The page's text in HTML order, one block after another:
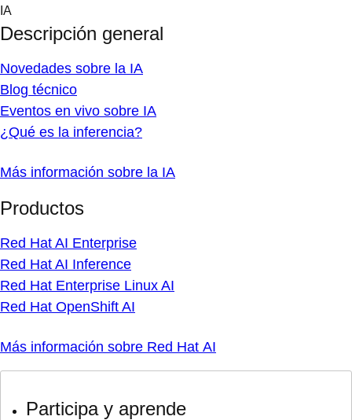
Skip
content
IA
Descripción general
Novedades sobre la IA
Blog técnico
Eventos en vivo sobre IA
¿Qué es la inferencia?
Más información sobre la IA
Productos
Red Hat AI Enterprise
Red Hat AI Inference
Red Hat Enterprise Linux AI
Red Hat OpenShift AI
Más información sobre Red Hat AI
Participa y aprende